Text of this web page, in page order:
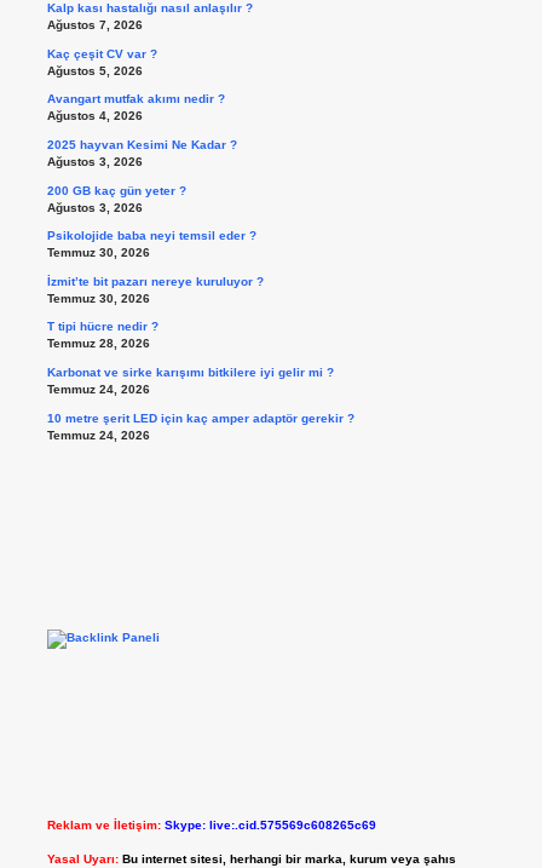
Kalp kası hastalığı nasıl anlaşılır ?
Ağustos 7, 2026
Kaç çeşit CV var ?
Ağustos 5, 2026
Avangart mutfak akımı nedir ?
Ağustos 4, 2026
2025 hayvan Kesimi Ne Kadar ?
Ağustos 3, 2026
200 GB kaç gün yeter ?
Ağustos 3, 2026
Psikolojide baba neyi temsil eder ?
Temmuz 30, 2026
İzmit’te bit pazarı nereye kuruluyor ?
Temmuz 30, 2026
T tipi hücre nedir ?
Temmuz 28, 2026
Karbonat ve sirke karışımı bitkilere iyi gelir mi ?
Temmuz 24, 2026
10 metre şerit LED için kaç amper adaptör gerekir ?
Temmuz 24, 2026
Reklam ve İletişim: Skype: live:.cid.575569c608265c69
Yasal Uyarı: Bu internet sitesi, herhangi bir marka, kurum veya şahıs